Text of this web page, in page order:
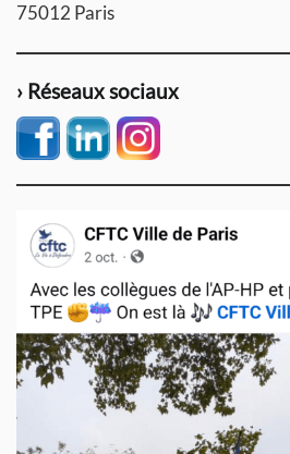
75012 Paris
› Réseaux sociaux